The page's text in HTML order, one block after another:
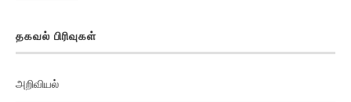
தகவல் பிரிவுகள்
அறிவியல்